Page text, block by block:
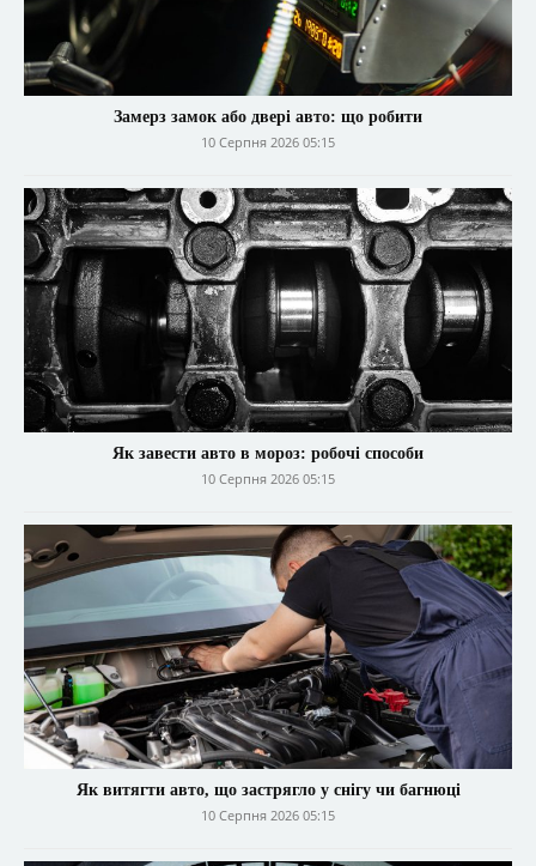
Замерз замок або двері авто: що робити
10 Серпня 2026 05:15
Як завести авто в мороз: робочі способи
10 Серпня 2026 05:15
Як витягти авто, що застрягло у снігу чи багнюці
10 Серпня 2026 05:15